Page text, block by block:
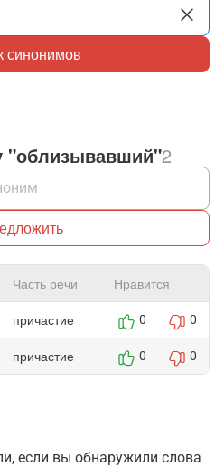
синонимов
"облизывавший"2
Часть речи Нравится
причастие 0 0
причастие 0 0
если вы обнаружили слова